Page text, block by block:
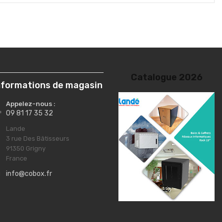
de magasin
Appelez-nous :
09 81 17 35 32
Lande
3 rue Des Bâtisseurs
91350 Grigny
France
info@cobox.fr